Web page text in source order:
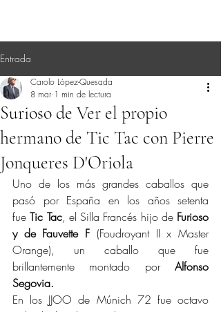
Entrada
Surioso de Ver el propio
hermano de Tic Tac con Pierre
Jonqueres D'Oriola
Carolo López-Quesada
8 mar 1 min de lectura
Uno de los más grandes caballos que
pasó por España en los años setenta
fue Tic Tac, el Silla Francés hijo de Furioso
y de Fauvette F (Foudroyant II x Master
Orange), un caballo que fue
brillantemente montado por Alfonso
Segovia.
En los JJOO de Múnich 72 fue octavo